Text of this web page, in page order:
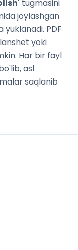
tugmasini
joylashgan
PDF
yoki
Har bir fayl
asl
saqlanib